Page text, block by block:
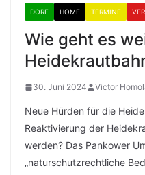
DORF HOME TERMINE
Wie geht es
30. Juni 2024 Victor
Neue Hürden für die
Reaktivierung der
werden? Das Pankower
„naturschutzrechtliche